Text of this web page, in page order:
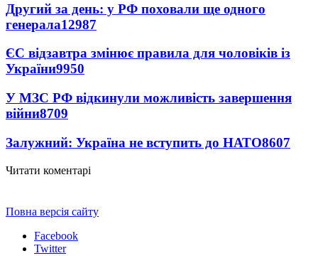
Другий за день: у РФ поховали ще одного
генерала12987
ЄС відзавтра змінює правила для чоловіків із
України9950
У МЗС РФ відкинули можливість завершення
війни8709
Залужний: Україна не вступить до НАТО8607
Читати коментарі
Повна версія сайту
Facebook
Twitter